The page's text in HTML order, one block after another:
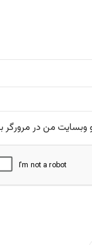
وبسایت من در مرورگر